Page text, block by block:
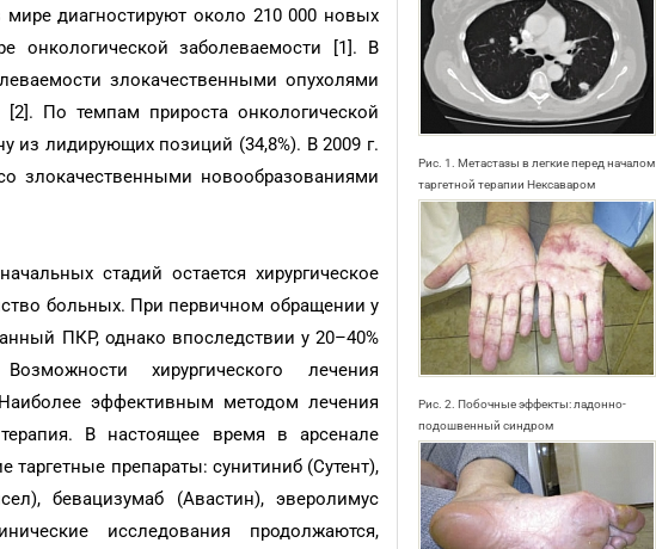
Рис. 1. Метастазы в легкие перед началом
таргетной терапии Нексаваром
Рис. 2. Побочные эффекты: ладонно-
подошвенный синдром
диагностируют около 210 000 новых
онкологической заболеваемости [1]. В
злокачественными опухолями
По темпам прироста онкологической
из лидирующих позиций (34,8%). В 2009 г.
злокачественными новообразованиями
стадий остается хирургическое
больных. При первичном обращении у
ПКР, однако впоследствии у 20–40%
хирургического лечения
эффективным методом лечения
терапия. В настоящее время в арсенале
препараты: сунитиниб (Сутент),
бевацизумаб (Авастин), эверолимус
исследования продолжаются,